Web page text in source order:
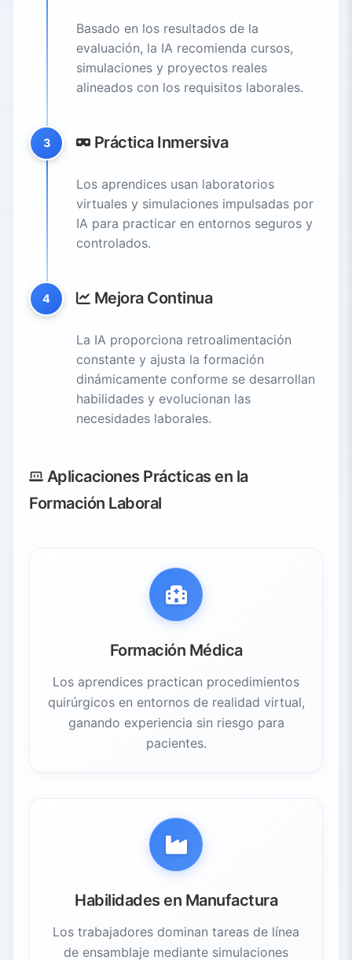
Basado en los resultados de la
evaluación, la IA recomienda cursos,
simulaciones y proyectos reales
alineados con los requisitos laborales.
3 Práctica Inmersiva
Los aprendices usan laboratorios
virtuales y simulaciones impulsadas por
IA para practicar en entornos seguros y
controlados.
4 Mejora Continua
La IA proporciona retroalimentación
constante y ajusta la formación
dinámicamente conforme se desarrollan
habilidades y evolucionan las
necesidades laborales.
Aplicaciones Prácticas en la
Formación Laboral
Formación Médica
Los aprendices practican procedimientos
quirúrgicos en entornos de realidad virtual,
ganando experiencia sin riesgo para
pacientes.
Habilidades en Manufactura
Los trabajadores dominan tareas de línea
de ensamblaje mediante simulaciones